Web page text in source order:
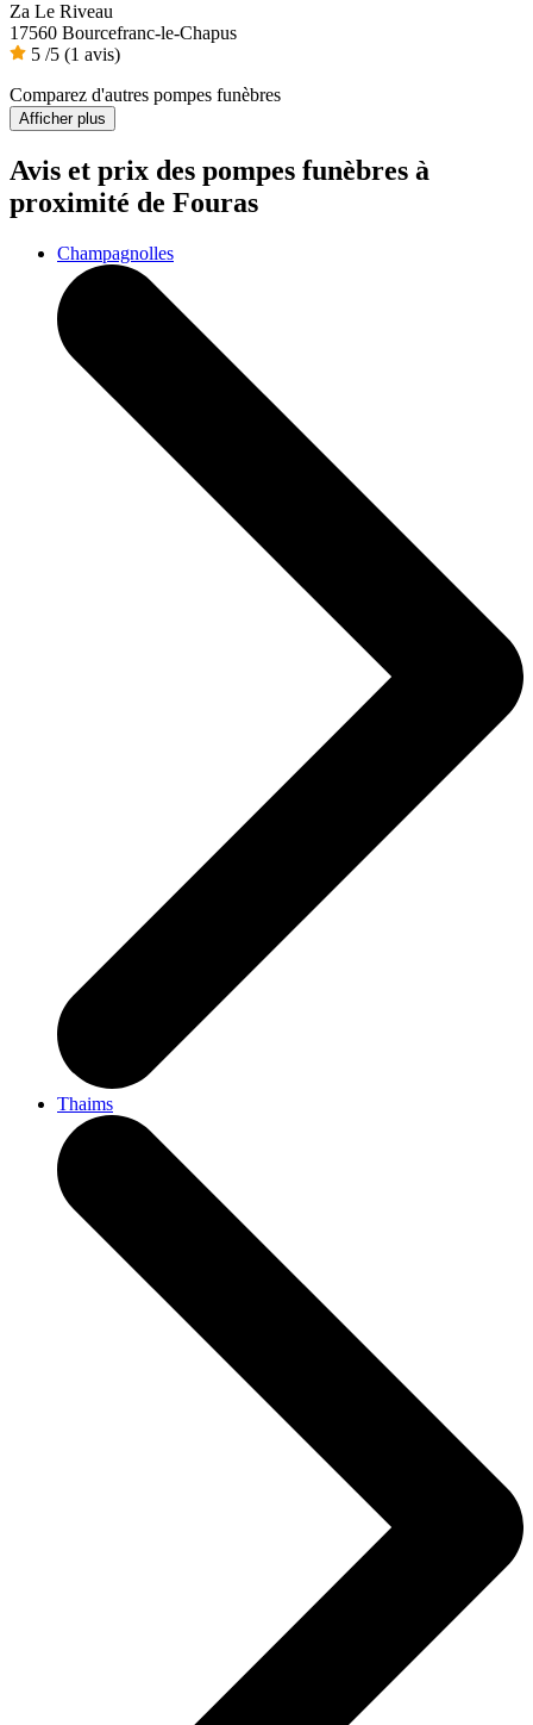
Za Le Riveau
17560 Bourcefranc-le-Chapus
5 /5 (1 avis)
Comparez d'autres pompes funèbres
Afficher plus
Avis et prix des pompes funèbres à
proximité de Fouras
Champagnolles
Thaims